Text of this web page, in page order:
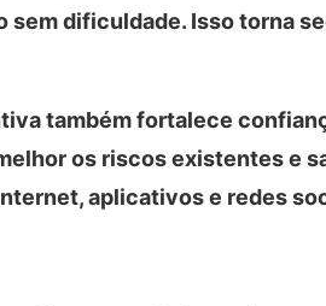
sem dificuldade. Isso torna
também fortalece
os riscos existentes e
aplicativos e redes